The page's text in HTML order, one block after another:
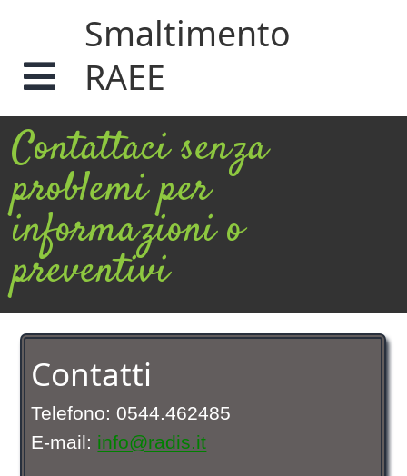
Smaltimento
RAEE
Contattaci senza
problemi per
informazioni o
preventivi
Contatti
Telefono: 0544.462485
E-mail: info@radis.it